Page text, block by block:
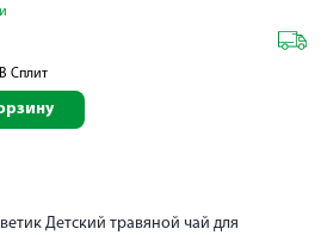
В Сплит
Детский травяной чай для